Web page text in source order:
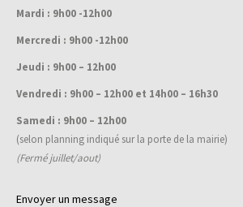
new
Mardi : 9h00 -12h00
Mercredi : 9h00 -12h00
Jeudi : 9h00 – 12h00
Vendredi : 9h00 – 12h00 et 14h00 – 16h30
Samedi : 9h00 – 12h00
(selon planning indiqué sur la porte de la mairie)
(Fermé juillet/aout)
Envoyer un message